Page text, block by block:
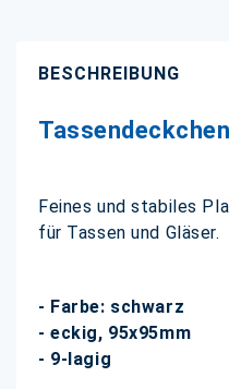
BESCHREIBUNG
Feines und stabiles
für Tassen und Gläser.
- Farbe: schwarz
- eckig, 95x95mm
- 9-lagig